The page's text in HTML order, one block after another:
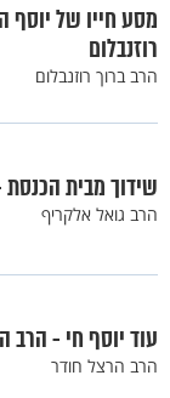
מסע חייו של יוסף
רוזנבלום
הרב ברוך רוזנבלום
שידוך מבית
הרב גואל אלקריף
עוד יוסף חי - הרב
הרב הרצל חודר